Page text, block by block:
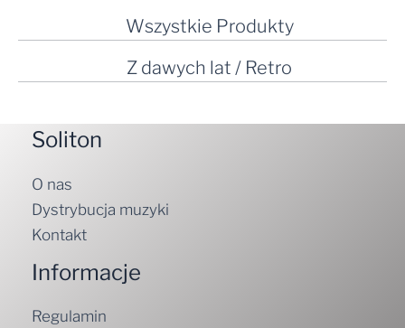
Wszystkie Produkty
Z dawych lat / Retro
Soliton
O nas
Dystrybucja muzyki
Kontakt
Informacje
Regulamin